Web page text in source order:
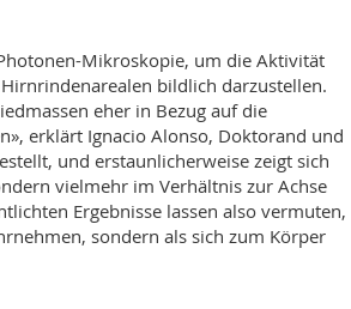
Mikroskopie, um die Aktivität
bildlich darzustellen.
eher in Bezug auf die
erklärt Ignacio Alonso, Doktorand und
und erstaunlicherweise zeigt sich
vielmehr im Verhältnis zur Achse
Ergebnisse lassen also vermuten,
sondern als sich zum Körper